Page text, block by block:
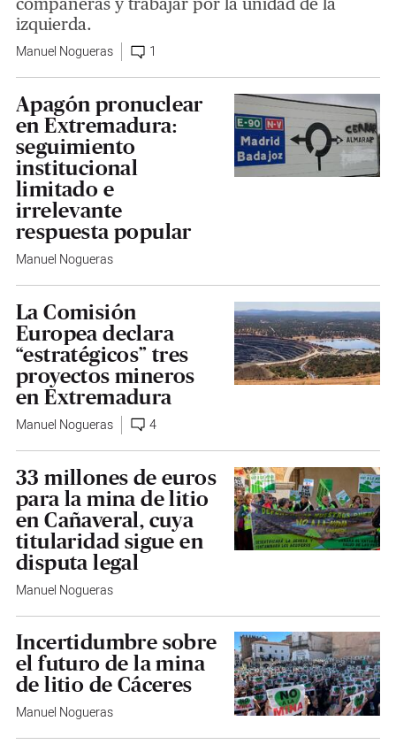
compañeras y trabajar por la unidad de la
izquierda.
Manuel Nogueras 1
Apagón pronuclear
en Extremadura:
seguimiento
institucional
limitado e
irrelevante
respuesta popular
Manuel Nogueras
La Comisión
Europea declara
“estratégicos” tres
proyectos mineros
en Extremadura
Manuel Nogueras 4
33 millones de euros
para la mina de litio
en Cañaveral, cuya
titularidad sigue en
disputa legal
Manuel Nogueras
Incertidumbre sobre
el futuro de la mina
de litio de Cáceres
Manuel Nogueras